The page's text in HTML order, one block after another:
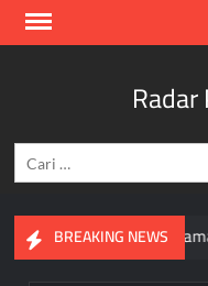
Skip
BREAKING NEWS
Merah Putih Selama